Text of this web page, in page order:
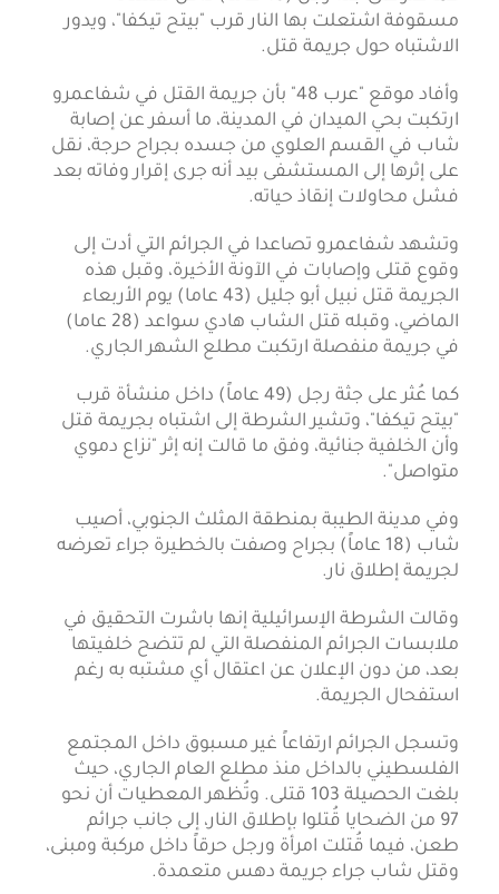
مسقوفة اشتعلت بها النار قرب "بيتح تيكفا"، ويدور
الاشتباه حول جريمة قتل.
وأفاد موقع "عرب 48" بأن جريمة القتل في شفاعمرو
ارتكبت بحي الميدان في المدينة، ما أسفر عن إصابة
شاب في القسم العلوي من جسده بجراح حرجة، نقل
على إثرها إلى المستشفى بيد أنه جرى إقرار وفاته بعد
فشل محاولات إنقاذ حياته.
وتشهد شفاعمرو تصاعدا في الجرائم التي أدت إلى
وقوع قتلى وإصابات في الآونة الأخيرة، وقبل هذه
الجريمة قتل نبيل أبو جليل (43 عاما) يوم الأربعاء
الماضي، وقبله قتل الشاب هادي سواعد (28 عاما)
في جريمة منفصلة ارتكبت مطلع الشهر الجاري.
كما عُثر على جثة رجل (49 عاماً) داخل منشأة قرب
"بيتح تيكفا"، وتشير الشرطة إلى اشتباه بجريمة قتل
وأن الخلفية جنائية، وفق ما قالت إنه إثر "نزاع دموي
متواصل".
وفي مدينة الطيبة بمنطقة المثلث الجنوبي، أصيب
شاب (18 عاماً) بجراح وصفت بالخطيرة جراء تعرضه
لجريمة إطلاق نار.
وقالت الشرطة الإسرائيلية إنها باشرت التحقيق في
ملابسات الجرائم المنفصلة التي لم تتضح خلفيتها
بعد، من دون الإعلان عن اعتقال أي مشتبه به رغم
استفحال الجريمة.
وتسجل الجرائم ارتفاعاً غير مسبوق داخل المجتمع
الفلسطيني بالداخل منذ مطلع العام الجاري، حيث
بلغت الحصيلة 103 قتلى. وتُظهر المعطيات أن نحو
97 من الضحايا قُتلوا بإطلاق النار، إلى جانب جرائم
طعن، فيما قُتلت امرأة ورجل حرقاً داخل مركبة ومبنى،
وقتل شاب جراء جريمة دهس متعمدة.